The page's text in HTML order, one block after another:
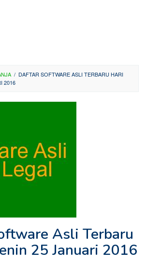
/ DAFTAR SOFTWARE ASLI TERBARU HARI
2016
Asli Terbaru
25 Januari 2016